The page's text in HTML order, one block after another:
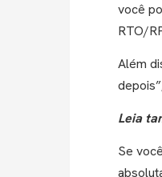
você
RTO/
Além
Leia
Se